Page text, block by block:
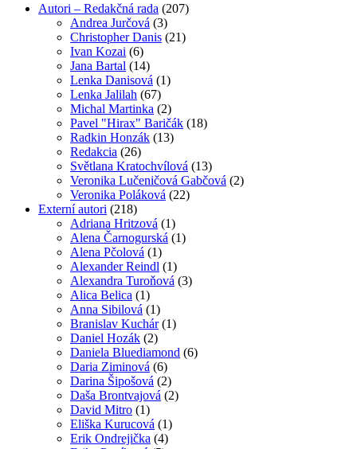
Autori – Redakčná rada (207)
Andrea Jurčová (3)
Christopher Danis (21)
Ivan Kozai (6)
Jana Bartal (14)
Lenka Danisová (1)
Lenka Jalilah (67)
Michal Martinka (2)
Pavel "Hirax" Baričák (18)
Radkin Honzák (13)
Redakcia (26)
Světlana Kratochvílová (13)
Veronika Lučeničová Gabčová (2)
Veronika Poláková (22)
Externí autori (218)
Adriana Hritzová (1)
Alena Čarnogurská (1)
Alena Pčolová (1)
Alexander Reindl (1)
Alexandra Turoňová (3)
Alica Belica (1)
Anna Sibilová (1)
Branislav Kuchár(1)
Daniel Hozák (2)
Daniela Bluediamond (6)
Daria Ziminová (6)
Darina Šipošová (2)
Daša Brontvajová (2)
David Mitro (1)
Eliška Kurucová (1)
Erik Ondrejička (4)